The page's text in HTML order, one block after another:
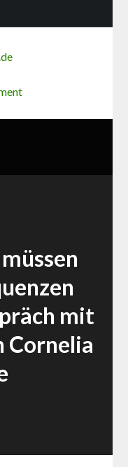
mit
Cornelia